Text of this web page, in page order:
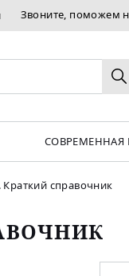
Звоните, поможем
СОВРЕМЕННАЯ
справочник